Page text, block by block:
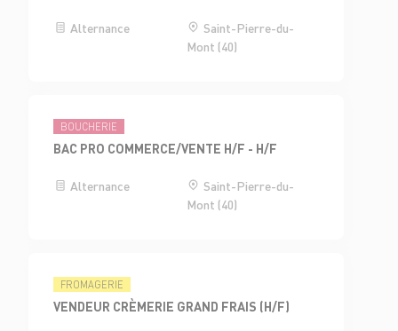
Alternance
Saint-Pierre-du-
Mont (40)
BOUCHERIE
BAC PRO COMMERCE/VENTE H/F - H/F
Alternance
Saint-Pierre-du-
Mont (40)
FROMAGERIE
VENDEUR CRÈMERIE GRAND FRAIS (H/F)